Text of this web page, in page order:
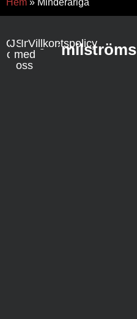
Hem » Minderåriga
Om
oss
Jobba
med
oss
Samarbete
Integritetspolicy
Villkor milströms